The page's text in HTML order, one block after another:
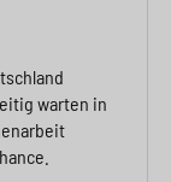
warten in